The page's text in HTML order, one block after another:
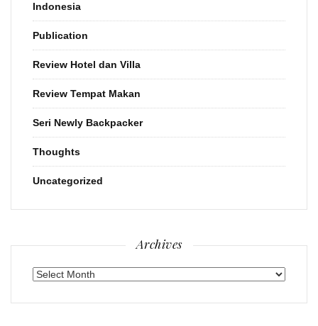
Indonesia
Publication
Review Hotel dan Villa
Review Tempat Makan
Seri Newly Backpacker
Thoughts
Uncategorized
Archives
Archives